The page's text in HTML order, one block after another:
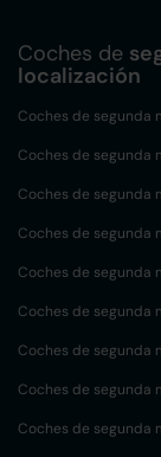
Coches de
localización
Coches de segunda
Coches de segunda
Coches de segunda
Coches de segunda
Coches de segunda
Coches de segunda
Coches de segunda
Coches de segunda
Coches de segunda